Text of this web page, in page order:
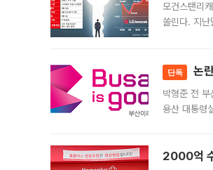
모건스탠리
쏠린다. 지
단독 논
박형준 전
용산 대통령
2000억